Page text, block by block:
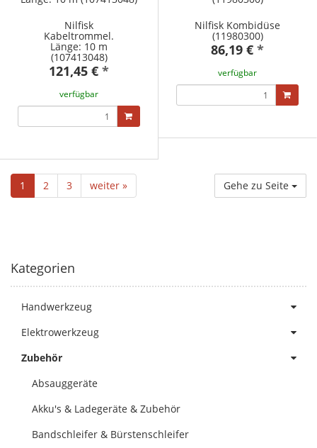
Nilfisk
Kabeltrommel.
Länge: 10 m
(107413048)
121,45 € *
verfügbar
Nilfisk Kombidüse
(11980300)
86,19 € *
verfügbar
1 2 3 weiter » Gehe zu Seite
Kategorien
Handwerkzeug
Elektrowerkzeug
Zubehör
Absauggeräte
Akku's & Ladegeräte & Zubehör
Bandschleifer & Bürstenschleifer